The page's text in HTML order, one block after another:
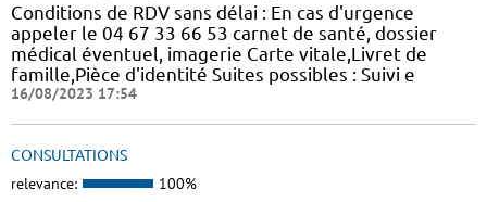
Conditions de RDV sans délai : En cas d'urgence
appeler le 04 67 33 66 53 carnet de santé, dossier
médical éventuel, imagerie Carte vitale,Livret de
famille,Pièce d'identité Suites possibles : Suivi e
16/08/2023 17:54
CONSULTATIONS
relevance: 100%